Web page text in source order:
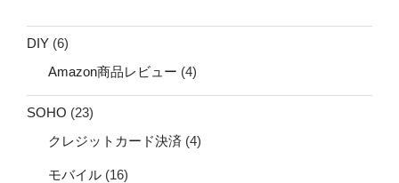
DIY (6)
Amazon商品レビュー (4)
SOHO (23)
クレジットカード決済 (4)
モバイル (16)